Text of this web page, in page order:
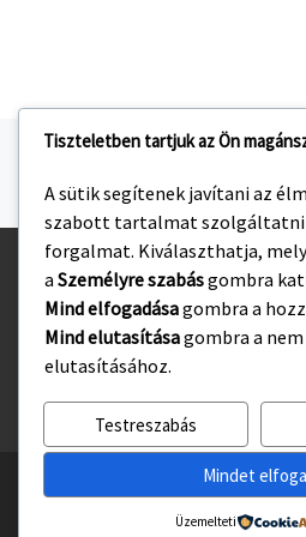
Navigálás a
jelen bejegyzés
Kezdőlap
Adatvédelmi irányelvek
Gyulasport
Powered byWP–
Tiszteletben tartjuk az Ön
A sütik segítenek javítani az
szabott tartalmat szolgáltatni
forgalmat. Kiválaszthatja,
a Személyre szabásgombra
Mind elfogadásagombra a
Mind elutasításagombra a
elutasításához.
Testreszabás
Mindet
Üzemelteti